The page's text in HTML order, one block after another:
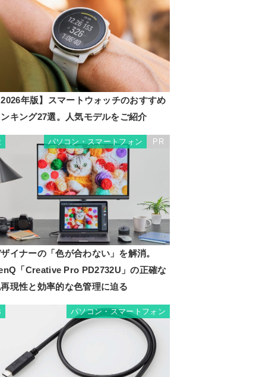
年版】スマートウォッチのおすすめ
キング27選。人気モデルをご紹介
パソコン・スマートフォン PR
イナーの「色が合わない」を解消。
「Creative Pro PD2732U」の正確な
現性と効率的な色管理に迫る
パソコン・スマートフォン